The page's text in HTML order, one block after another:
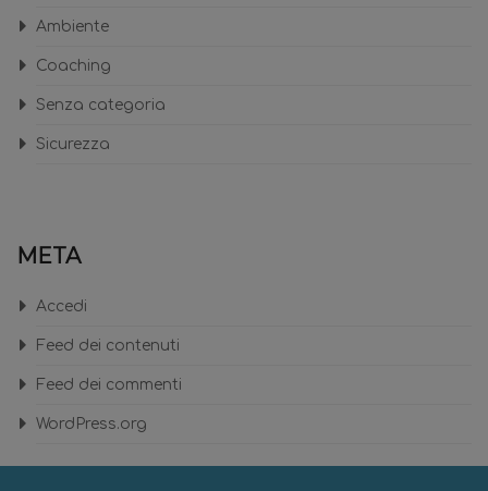
Ambiente
Coaching
Senza categoria
Sicurezza
META
Accedi
Feed dei contenuti
Feed dei commenti
WordPress.org